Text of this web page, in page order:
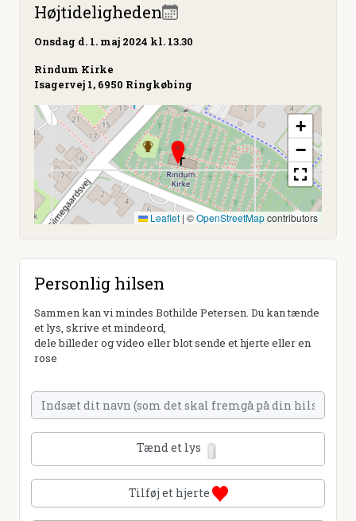
Højtideligheden
Onsdag d. 1. maj 2024 kl. 13.30
Rindum Kirke
Isagervej 1, 6950 Ringkøbing
+
−
Leaflet | ©OpenStreetMapcontributors
Personlig hilsen
Sammen kan vi mindes Bothilde Petersen. Du kan tænde
et lys, skrive et mindeord,
dele billeder og video eller blot sende et hjerte eller en
rose
Tænd et lys
Tilføj et hjerte